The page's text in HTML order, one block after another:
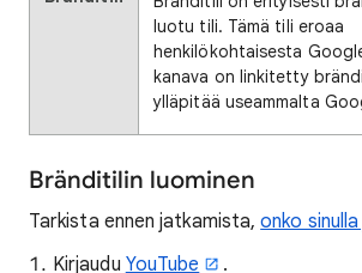
luotu tili. Tämä tili eroaa
henkilökohtaisesta
kanava on linkitetty
ylläpitää useammalta
Bränditilin luominen
Tarkista ennen jatkamista,onko
Kirjaudu YouTube
.